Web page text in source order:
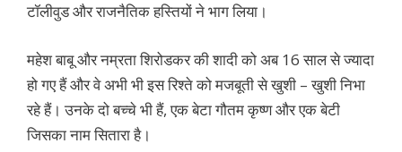
टॉलीवुड और राजनैतिक हस्तियों ने भाग लिया।
महेश बाबू और नम्रता शिरोडकर की शादी को अब 16 साल से ज्यादा
हो गए हैं और वे अभी भी इस रिश्ते को मजबूती से खुशी – खुशी निभा
रहे हैं। उनके दो बच्चे भी हैं, एक बेटा गौतम कृष्ण और एक बेटी
जिसका नाम सितारा है।